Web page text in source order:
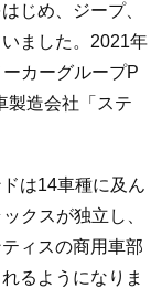
じめ、ジープ、
ました。2021年
カーグループP
製造会社「ステ
は14車種に及ん
クスが独立し、
ィスの商用車部
るようになりま